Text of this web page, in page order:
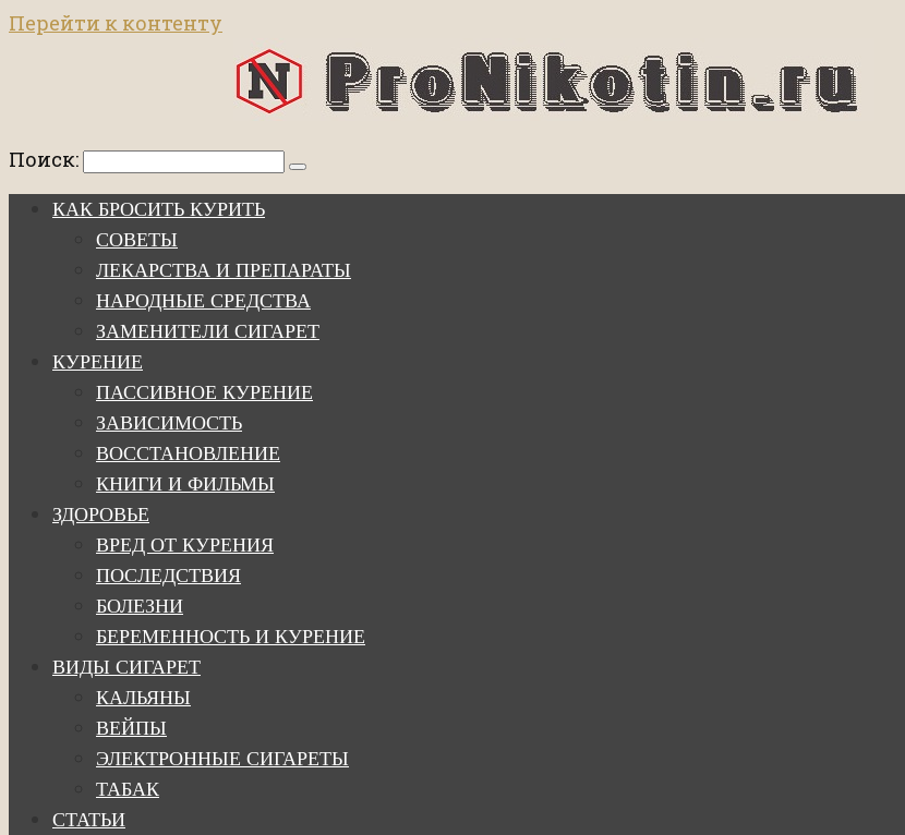
Перейти к контенту
Поиск:
КАК БРОСИТЬ КУРИТЬ
СОВЕТЫ
ЛЕКАРСТВА И ПРЕПАРАТЫ
НАРОДНЫЕ СРЕДСТВА
ЗАМЕНИТЕЛИ СИГАРЕТ
КУРЕНИЕ
ПАССИВНОЕ КУРЕНИЕ
ЗАВИСИМОСТЬ
ВОССТАНОВЛЕНИЕ
КНИГИ И ФИЛЬМЫ
ЗДОРОВЬЕ
ВРЕД ОТ КУРЕНИЯ
ПОСЛЕДСТВИЯ
БОЛЕЗНИ
БЕРЕМЕННОСТЬ И КУРЕНИЕ
ВИДЫ СИГАРЕТ
КАЛЬЯНЫ
ВЕЙПЫ
ЭЛЕКТРОННЫЕ СИГАРЕТЫ
ТАБАК
СТАТЬИ